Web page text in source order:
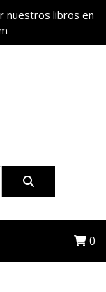
nuestros libros en
0